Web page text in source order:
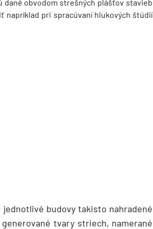
dané obvodom strešných plášťov stavieb
napríklad pri spracúvaní hlukových štúdií
budovy takisto nahradené
tvary striech, namerané